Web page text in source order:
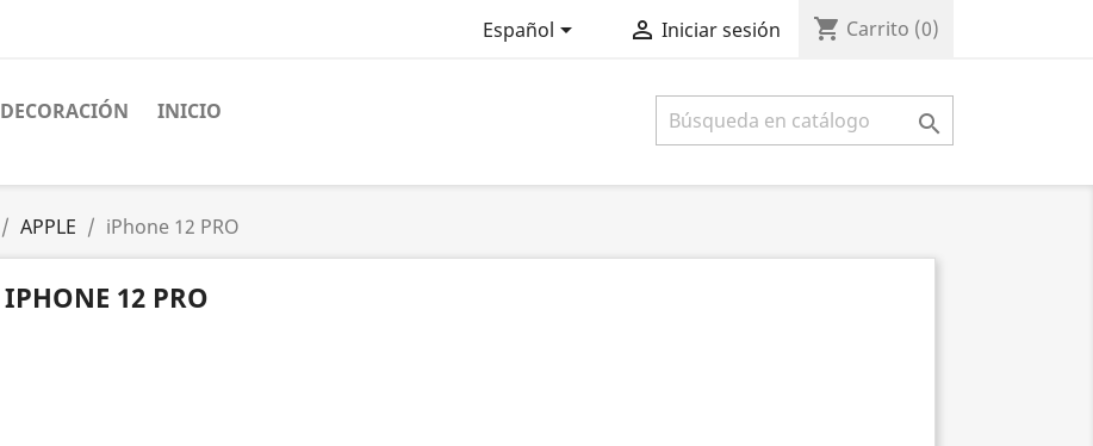
Español  Iniciar sesión shopping_cart Carrito (0)
DECORACIÓN INICIO 
APPLE iPhone 12 PRO
IPHONE 12 PRO